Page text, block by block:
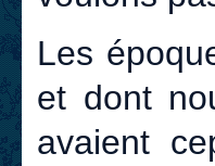
Les
et dont
avaient